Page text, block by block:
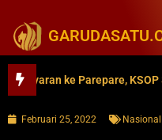
ke Parepare, KSOP
Februari 25, 2022 Nasional